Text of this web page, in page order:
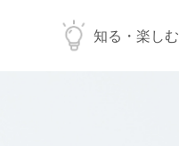
知る・楽しむ